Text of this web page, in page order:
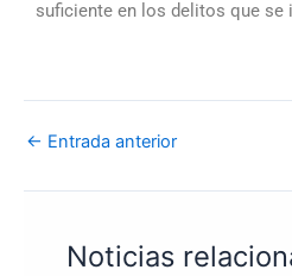
suficiente en los delitos que se
← Entrada anterior
Noticias